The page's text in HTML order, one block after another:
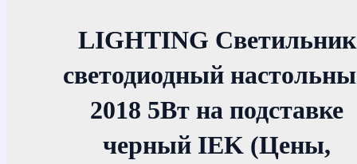
LIGHTING Светильник
светодиодный
2018 5Вт на подставке
черный IEK (Цены,